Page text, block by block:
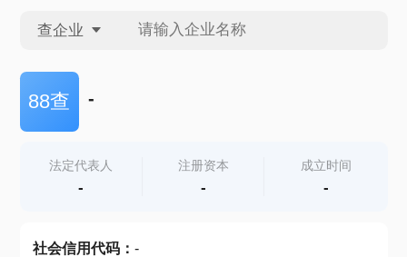
查企业
查企业
查产地
88查 -
法定代表人
-
注册资本
-
成立时间
-
社会信用代码： -